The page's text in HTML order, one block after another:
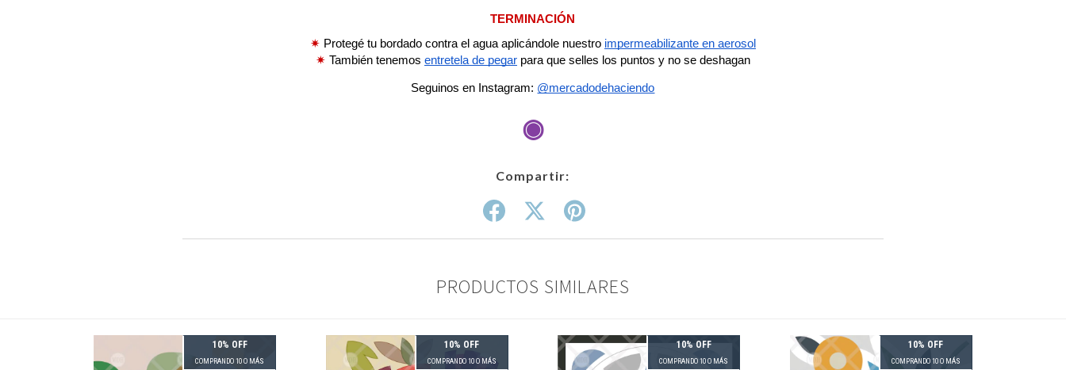
TERMINACIÓN
✷ Protegé tu bordado contra el agua aplicándole nuestro impermeabilizante en aerosol
✷ También tenemos entretela de pegarpara que selles los puntos y no se deshagan
Seguinos en Instagram: @mercadodehaciendo
◉
Compartir:
PRODUCTOS SIMILARES
10% OFF
COMPRANDO 10 O MÁS
10% OFF
COMPRANDO 10 O MÁS
10% OFF
COMPRANDO 10 O MÁS
10% OFF
COMPRANDO 10 O MÁS